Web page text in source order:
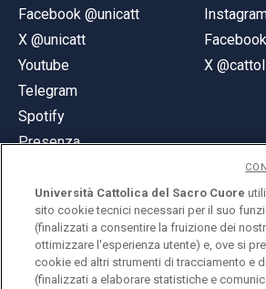
Facebook @unicatt
X @unicatt
Youtube
Telegram
Spotify
Presenza
X
© Università Cattolica del Sacro Cuore
Largo A. Gemelli 1, 20123 Milano
Università Cattolica del Sacro Cuore
sito cookie tecnici necessari per il suo
(finalizzati a consentire la fruizione dei
ottimizzare l'esperienza utente) e, ove si
cookie ed altri strumenti di tracciamento e
(finalizzati a elaborare statistiche e